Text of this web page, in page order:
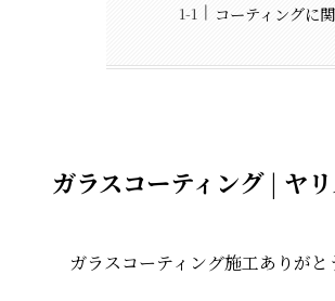
コーティングに
ガラスコーティング | ヤ
ガラスコーティング施工ありがと